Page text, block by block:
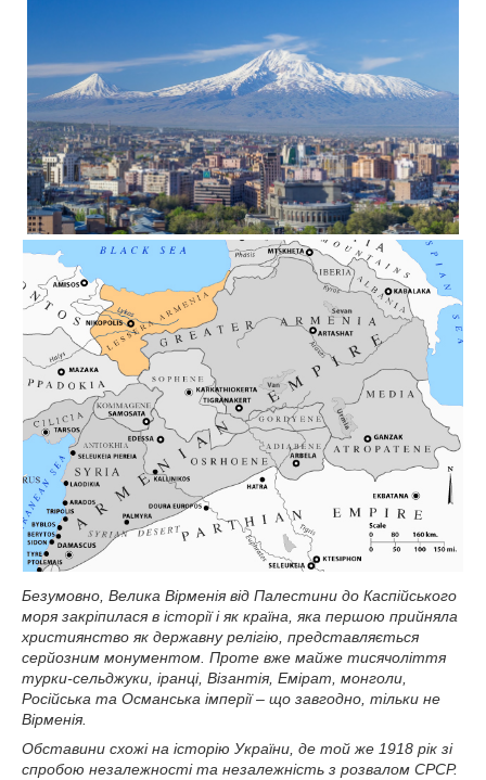
Безумовно, Велика Вірменія від Палестини до Каспійського
моря закріпилася в історії і як країна, яка першою прийняла
християнство як державну релігію, представляється
серйозним монументом. Проте вже майже тисячоліття
турки-сельджуки, іранці, Візантія, Емірат, монголи,
Російська та Османська імперії – що завгодно, тільки не
Вірменія.
Обставини схожі на історію України, де той же 1918 рік зі
спробою незалежності та незалежність з розвалом СРСР.